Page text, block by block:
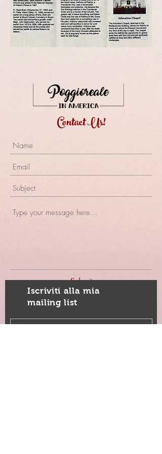
Contact Us!
Submit
Iscriviti alla mia
mailing list